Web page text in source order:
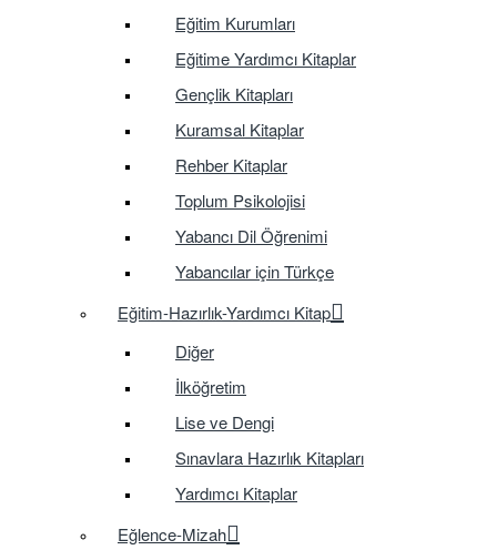
Eğitim Kurumları
Eğitime Yardımcı Kitaplar
Gençlik Kitapları
Kuramsal Kitaplar
Rehber Kitaplar
Toplum Psikolojisi
Yabancı Dil Öğrenimi
Yabancılar için Türkçe
Eğitim-Hazırlık-Yardımcı Kitap
Diğer
İlköğretim
Lise ve Dengi
Sınavlara Hazırlık Kitapları
Yardımcı Kitaplar
Eğlence-Mizah